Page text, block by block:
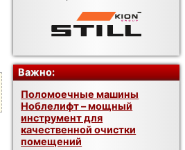
Важно:
Поломоечные машины
Ноблелифт – мощный
инструмент для
качественной очистки
помещений